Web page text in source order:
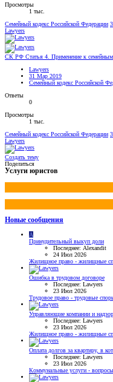
Просмотры
1 тыс.
Семейный кодекс Российской Федерации
Lawyers
СК РФ Статья 4. Применение к семейным
Lawyers
31 Мар 2019
Семейный кодекс Российской
Ответы
0
Просмотры
1 тыс.
Семейный кодекс Российской Федерации
Lawyers
Создать тему
Поделиться
Услуги юристов
Новые сообщения
A
Принудительный выкуп доли
Последнее: Alexandit
24 Июл 2026
Жилищное право - жилищные
Ошибка в трудовом договоре
Последнее: Lawyers
23 Июл 2026
Трудовое право - трудовые
Управляющие компании и
Последнее: Lawyers
23 Июл 2026
Жилищное право - жилищные
Оплата долгов за квартиру, в
Последнее: Lawyers
23 Июл 2026
Коммунальные услуги -